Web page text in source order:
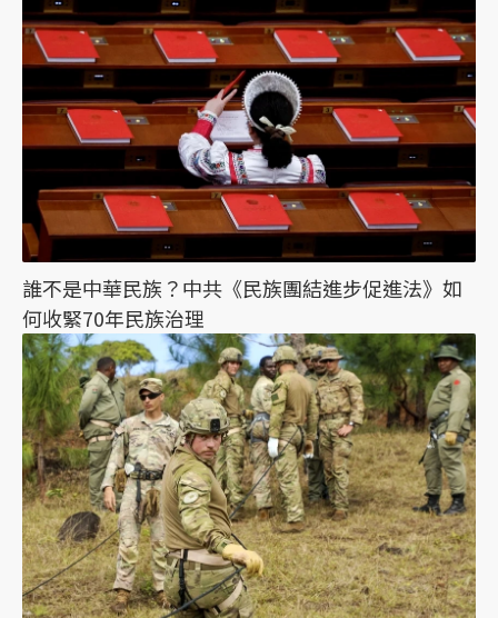
誰不是中華民族？中共《民族團結進步促進法》如
何收緊70年民族治理